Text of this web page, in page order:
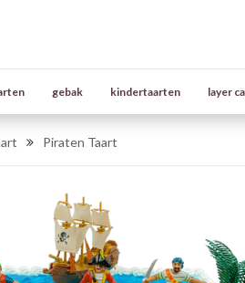
gebak kindertaarten layer
Piraten Taart